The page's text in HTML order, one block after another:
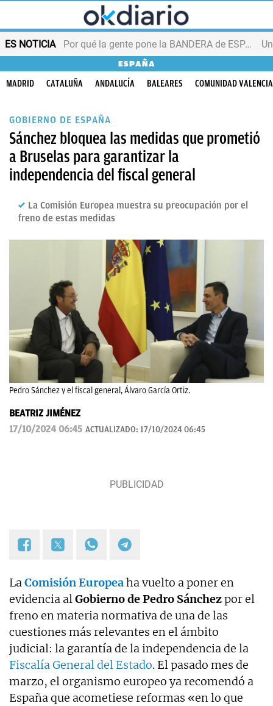
ES NOTICIA Por qué la gente pone la BANDERA de ESPAÑA en el balcón
ESPAÑA
MADRID CATALUÑA ANDALUCÍA BALEARES COMUNIDAD
GOBIERNO DE ESPAÑA
Sánchez bloquea las medidas que prometió
a Bruselas para garantizar la
independencia del fiscal general
La Comisión Europea muestra su preocupación por el
freno de estas medidas
Pedro Sánchez y el fiscal general, Álvaro García Ortiz.
BEATRIZ JIMÉNEZ
17/10/2024 06:45 ACTUALIZADO: 17/10/2024 06:45
LaComisión Europeaha vuelto a poner en
evidencia alGobierno de Pedro Sánchezpor el
freno en materia normativa de una de las
cuestiones más relevantes en el ámbito
judicial: la garantía de la independencia de la
Fiscalía General del Estado. El pasado mes de
marzo, el organismo europeo ya recomendó a
España que acometiese reformas «en lo que